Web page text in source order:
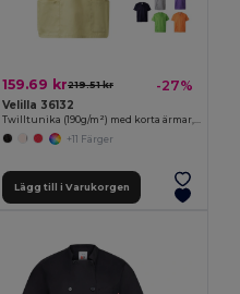
159.69 kr219.51 kr -27%
Velilla 36132
Twilltunika (190g/m²) med korta ärmar, i polyester (65%) och bomull (35%)
+11 Färger
Lägg till i Varukorgen